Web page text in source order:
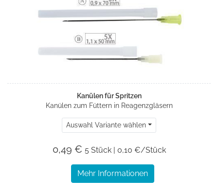
Kanülen für Spritzen
Kanülen zum Füttern in Reagenzgläsern
Auswahl Variante wählen
0,49 € 5 Stück | 0,10 €/Stück
Mehr Informationen